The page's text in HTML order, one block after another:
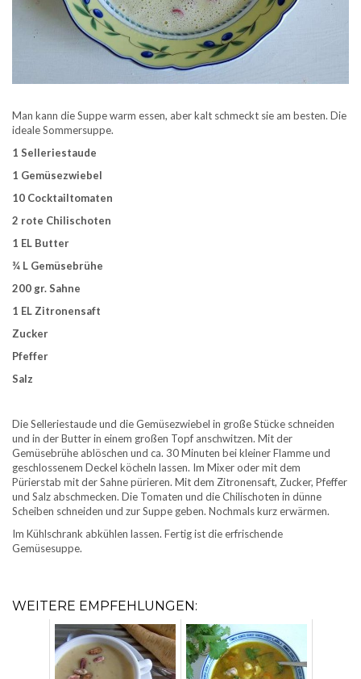
Man kann die Suppe warm essen, aber kalt schmeckt sie am besten. Die
ideale Sommersuppe.
1 Selleriestaude
1 Gemüsezwiebel
10 Cocktailtomaten
2 rote Chilischoten
1 EL Butter
¾ L Gemüsebrühe
200 gr. Sahne
1 EL Zitronensaft
Zucker
Pfeffer
Salz
Die Selleriestaude und die Gemüsezwiebel in große Stücke schneiden
und in der Butter in einem großen Topf anschwitzen. Mit der
Gemüsebrühe ablöschen und ca. 30 Minuten bei kleiner Flamme und
geschlossenem Deckel köcheln lassen. Im Mixer oder mit dem
Pürierstab mit der Sahne pürieren. Mit dem Zitronensaft, Zucker, Pfeffer
und Salz abschmecken. Die Tomaten und die Chilischoten in dünne
Scheiben schneiden und zur Suppe geben. Nochmals kurz erwärmen.
Im Kühlschrank abkühlen lassen. Fertig ist die erfrischende
Gemüsesuppe.
WEITERE EMPFEHLUNGEN: